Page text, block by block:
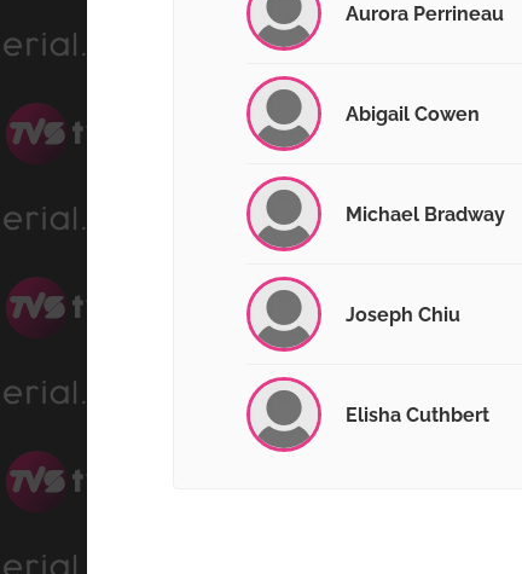
Aurora Perrineau
Abigail Cowen
Michael Bradway
Joseph Chiu
Elisha Cuthbert